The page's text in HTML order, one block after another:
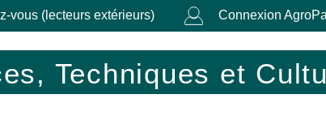
vous (lecteurs extérieurs) Connexion
Techniques et